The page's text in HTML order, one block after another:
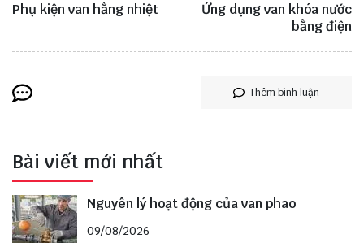
Phụ kiện van hằng nhiệt
Ứng dụng van khóa nước
bằng điện
Thêm bình luận
Bài viết mới nhất
Nguyên lý hoạt động của van phao
09/08/2026